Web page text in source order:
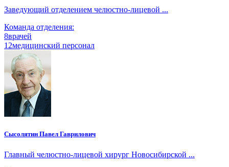
Заведующий отделением челюстно-лицевой ...
Команда отделения:
8врачей
12медицинский персонал
Сысолятин Павел Гаврилович
Главный челюстно-лицевой хирург Новосибирской ...